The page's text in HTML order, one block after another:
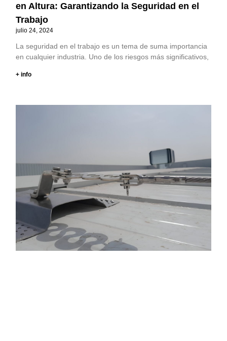
en Altura: Garantizando la Seguridad en el
Trabajo
julio 24, 2024
La seguridad en el trabajo es un tema de suma importancia
en cualquier industria. Uno de los riesgos más significativos,
+ info